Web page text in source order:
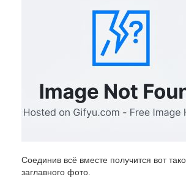
Соединив всё вместе получится вот
заглавного фото.